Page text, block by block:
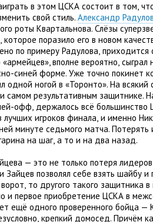
в этом ЦСКА состоит в том,
свой стиль. Александр
роты Квартальнова. Слёзы
, которое поразило его в новом
по примеру Радулова, приходится
«армейцев», вполне вероятно, сыграл
синей форме. Уже точно покинет
одной ногой в «Торонто». На всякий
результативным защитнике.
офф, держалось всё большинство
игроков финала, и именно
минуте седьмого матча.
на шаг, а то и на два назад.
— это не только потеря
Зайцев позволял себе взять шайбу
, то другого такого защитника
и первое приобретение ЦСКА в
ещё одного проверенного бойца —
, крепкий домосед. Причём